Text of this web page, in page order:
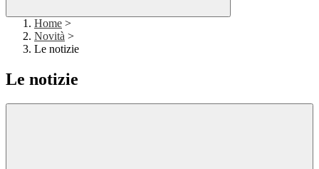
Home >
Novità >
Le notizie
Le notizie